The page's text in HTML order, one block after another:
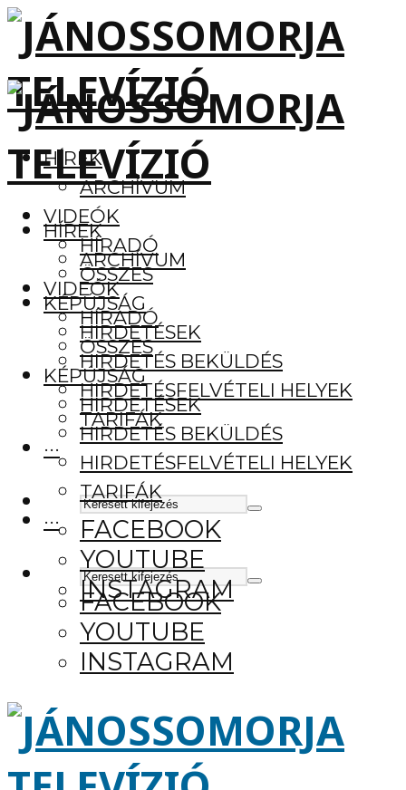
HÍREK
ARCHÍVUM
VIDEÓK
HÍRADÓ
ÖSSZES
KÉPÚJSÁG
HIRDETÉSEK
HIRDETÉS BEKÜLDÉS
HIRDETÉSFELVÉTELI HELYEK
TARIFÁK
···
FACEBOOK
YOUTUBE
INSTAGRAM
HÍREK
ARCHÍVUM
VIDEÓK
HÍRADÓ
ÖSSZES
KÉPÚJSÁG
HIRDETÉSEK
HIRDETÉS BEKÜLDÉS
HIRDETÉSFELVÉTELI HELYEK
TARIFÁK
···
FACEBOOK
YOUTUBE
INSTAGRAM